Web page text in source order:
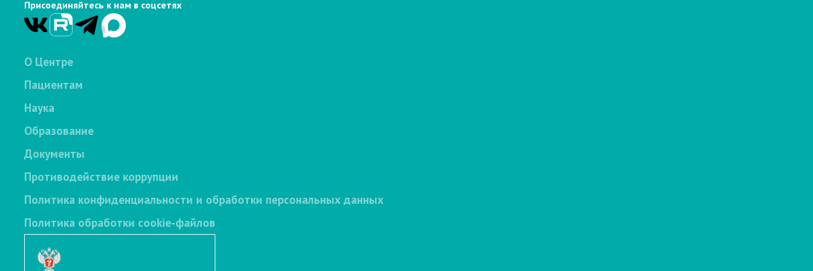
Присоединяйтесь к нам в соцсетях
О Центре
Пациентам
Наука
Образование
Документы
Противодействие коррупции
Политика конфиденциальности и обработки персональных данных
Политика обработки cookie-файлов